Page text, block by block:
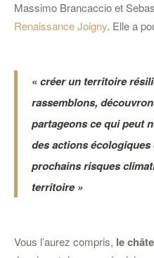
Massimo Brancaccio et
Renaissance Joigny. Elle a
« créer un territoire
rassemblons,
partageons ce qui peut
des actions
prochains risques
territoire »
Vous l’aurez compris, le